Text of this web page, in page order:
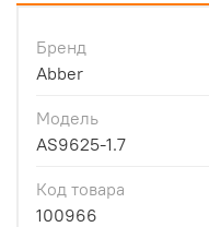
Бренд
Abber
Модель
AS9625-1.7
Код товара
100966